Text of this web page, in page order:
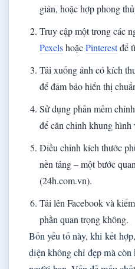
giản, hoặc hợp phong
Truy cập một trong các
PexelshoặcPinterestđể
Tải xuống ảnh có kích
để đảm bảo hiển thị
Sử dụng phần mềm
để căn chỉnh khung hình
Điều chỉnh kích thước
nền tảng – một bước
(24h.com.vn).
Tải lên Facebook và
phần quan trọng không.
Bốn yếu tố này, khi kết
diện không chỉ đẹp mà còn